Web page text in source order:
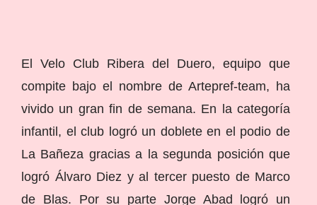
El Velo Club Ribera del Duero, equipo que
compite bajo el nombre de Artepref-team, ha
vivido un gran fin de semana. En la categoría
infantil, el club logró un doblete en el podio de
La Bañeza gracias a la segunda posición que
logró Álvaro Diez y al tercer puesto de Marco
de Blas. Por su parte Jorge Abad logró un